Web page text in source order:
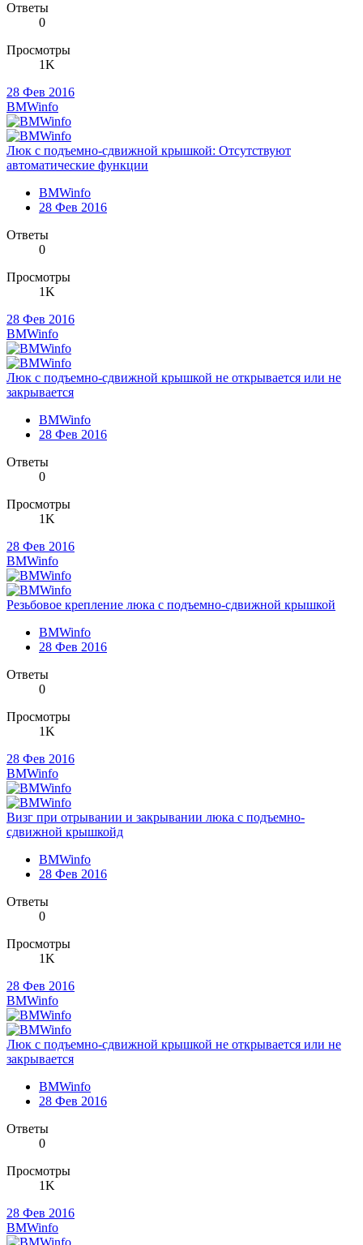
Ответы
0
Просмотры
1K
28 Фев 2016
BMWinfo
Люк с подъемно-сдвижной крышкой: Отсутствуют
автоматические функции
BMWinfo
28 Фев 2016
Ответы
0
Просмотры
1K
28 Фев 2016
BMWinfo
Люк с подъемно-сдвижной крышкой не открывается или не
закрывается
BMWinfo
28 Фев 2016
Ответы
0
Просмотры
1K
28 Фев 2016
BMWinfo
Резьбовое крепление люка с подъемно-сдвижной крышкой
BMWinfo
28 Фев 2016
Ответы
0
Просмотры
1K
28 Фев 2016
BMWinfo
Визг при отрывании и закрывании люка с подъемно-
сдвижной крышкойд
BMWinfo
28 Фев 2016
Ответы
0
Просмотры
1K
28 Фев 2016
BMWinfo
Люк с подъемно-сдвижной крышкой не открывается или не
закрывается
BMWinfo
28 Фев 2016
Ответы
0
Просмотры
1K
28 Фев 2016
BMWinfo